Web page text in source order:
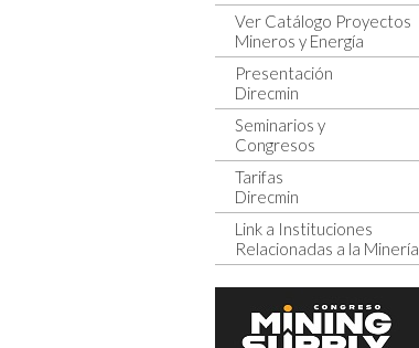
Ver Catálogo Proyectos
Mineros y Energía
Presentación
Direcmin
Seminarios y
Congresos
Tarifas
Direcmin
Link a Instituciones
Relacionadas a la Minería